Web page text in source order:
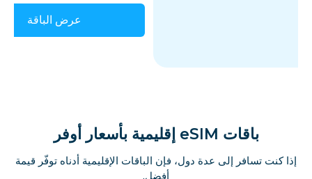
عرض الباقة
باقات eSIM إقليمية بأسعار أوفر
إذا كنت تسافر إلى عدة دول، فإن الباقات الإقليمية أدناه توفّر قيمة
أفضل.